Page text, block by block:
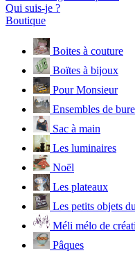
Qui suis-je ?
Boutique
Boites à couture
Boïtes à bijoux
Pour Monsieur
Ensembles de
Sac à main
Les luminaires
Noël
Les plateaux
Les petits objets
Méli mélo de
Pâques